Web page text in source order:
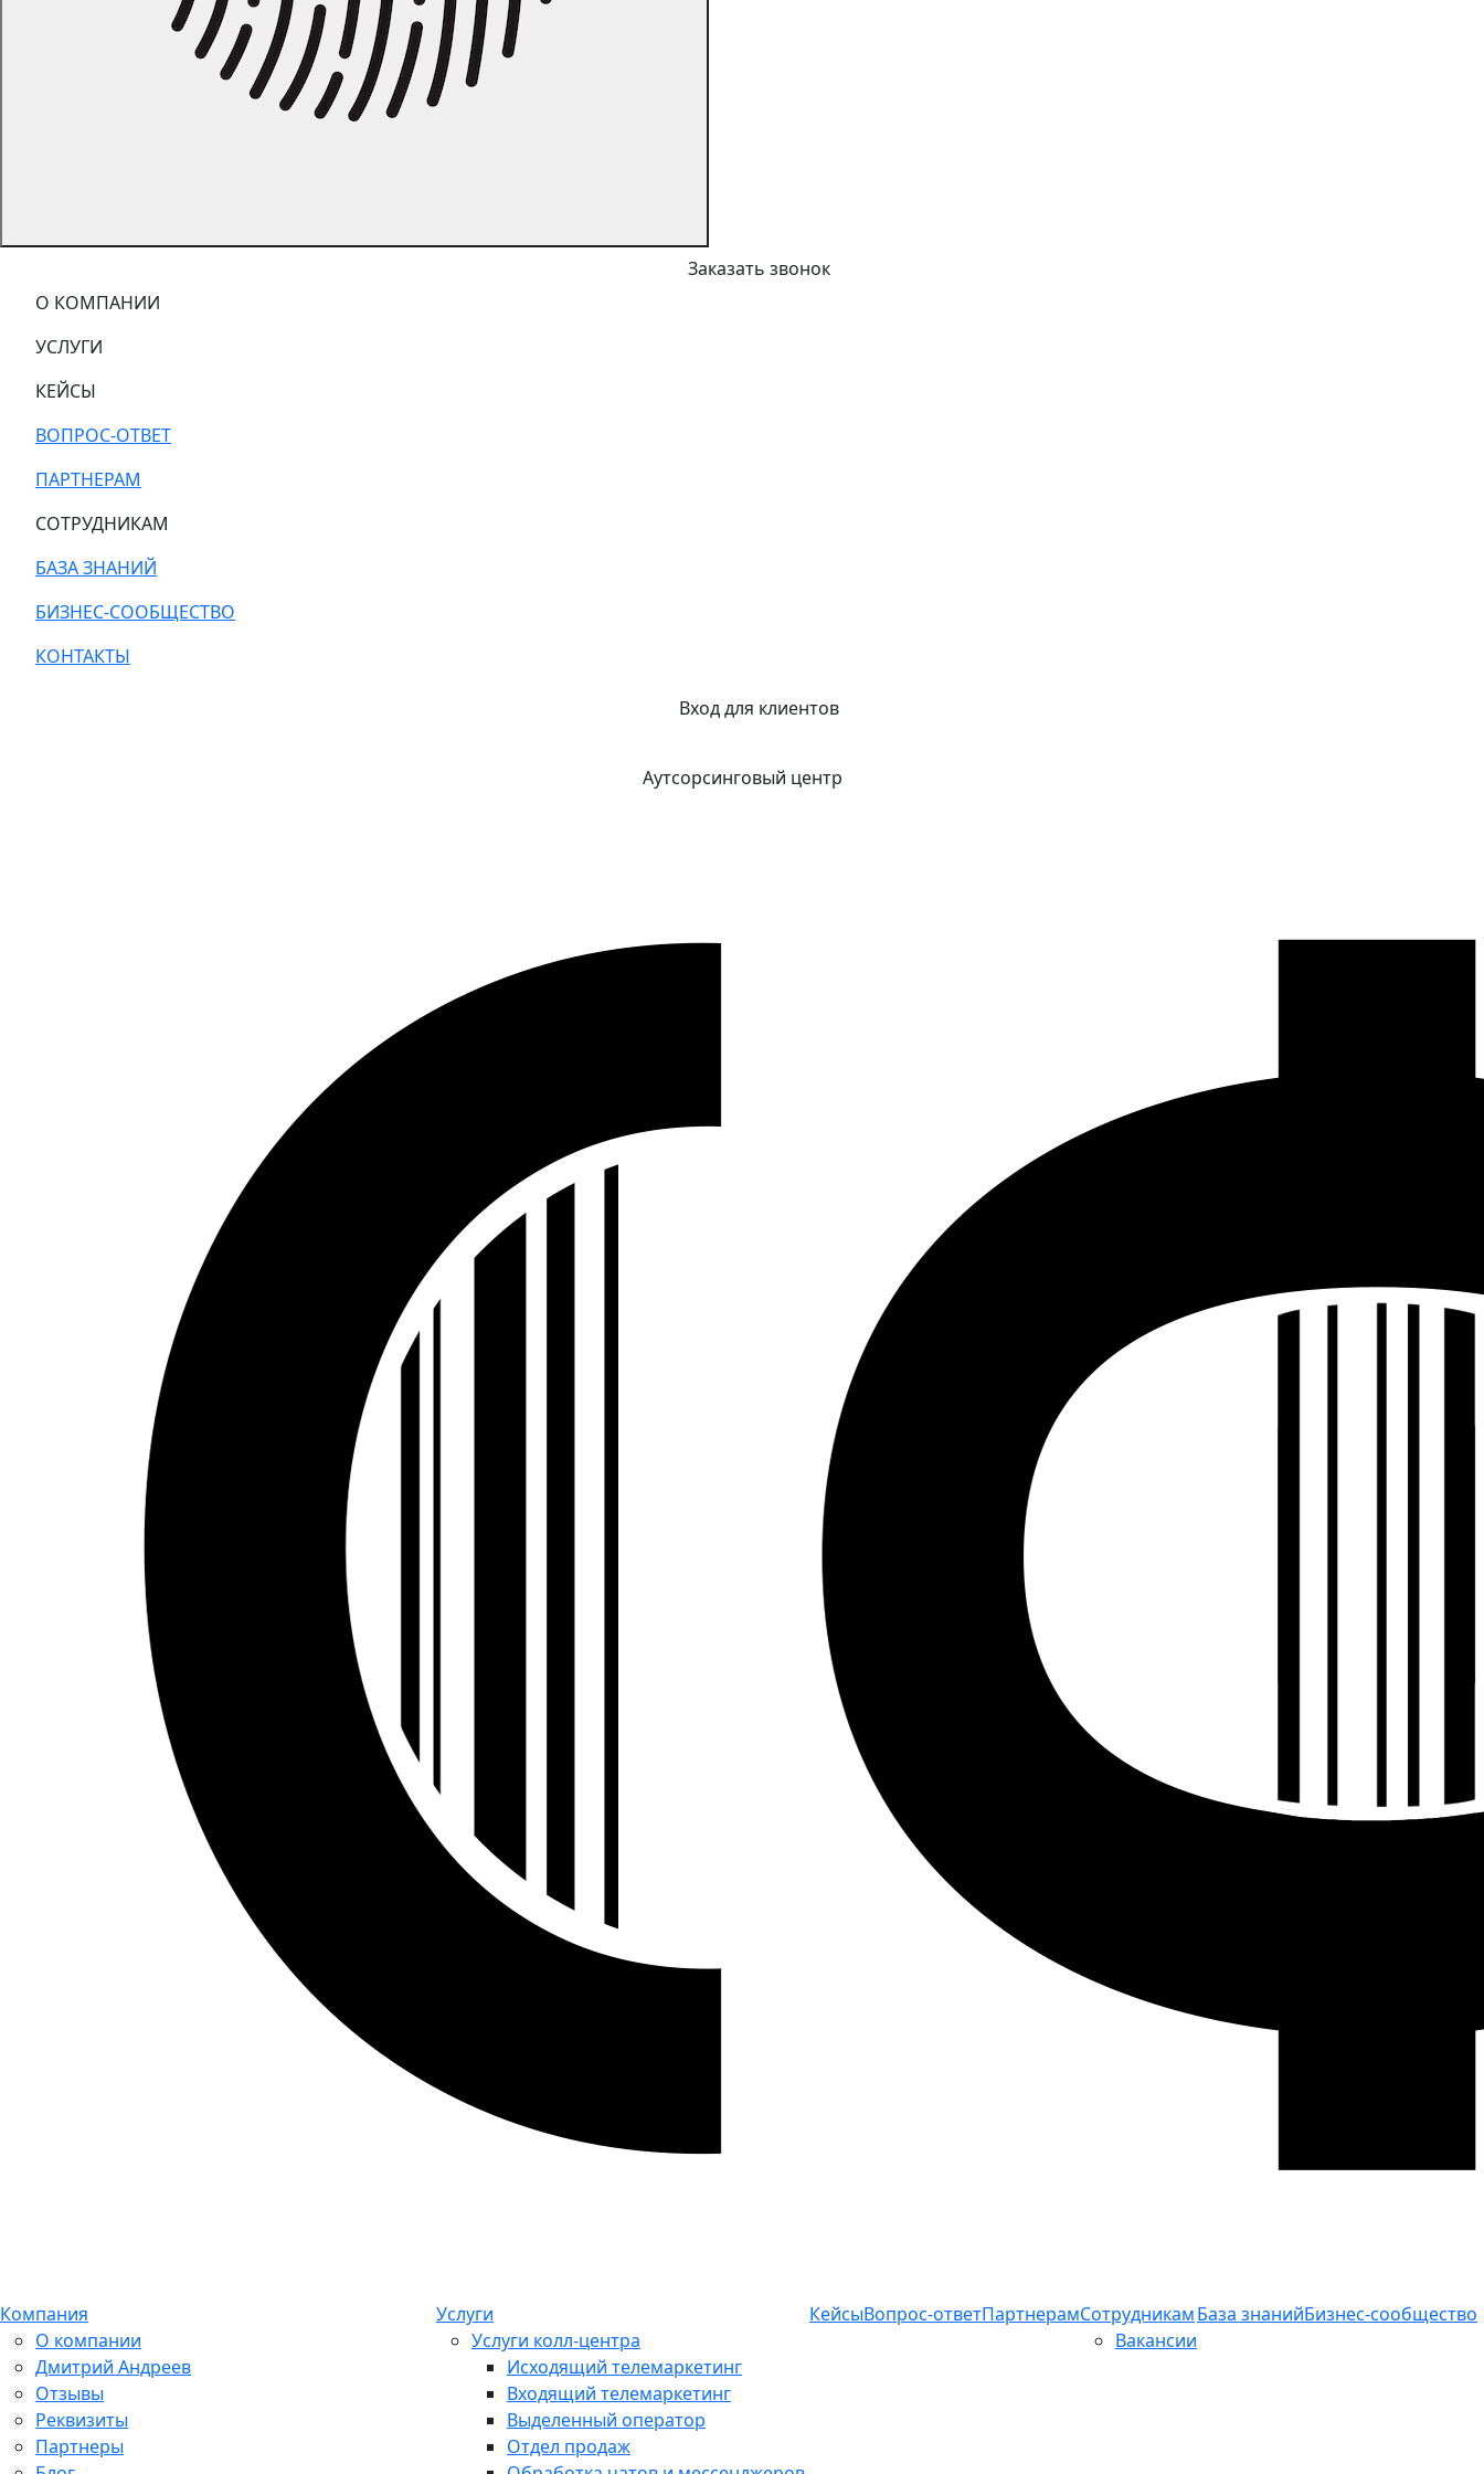
Заказать звонок
О КОМПАНИИ
УСЛУГИ
КЕЙСЫ
ВОПРОС-ОТВЕТ
ПАРТНЕРАМ
СОТРУДНИКАМ
БАЗА ЗНАНИЙ
БИЗНЕС-СООБЩЕСТВО
КОНТАКТЫ
Вход для клиентов
Аутсорсинговый центр
Компания
О компании
Дмитрий Андреев
Отзывы
Реквизиты
Партнеры
Услуги
Услуги колл-центра
Исходящий телемаркетинг
Входящий телемаркетинг
Выделенный оператор
Отдел продаж
КейсыВопрос-ответПартнерамСотрудникам
Вакансии
База знанийБизнес-сообщество